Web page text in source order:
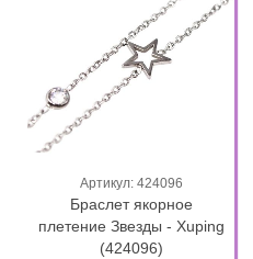
Артикул: 424096
Браслет якорное
плетение Звезды - Xuping
(424096)